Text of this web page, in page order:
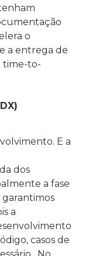
o
a entrega de
time-to-
E a
dos
a fase
a
casos de